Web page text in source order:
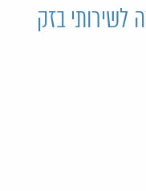
החברה לשירותי בזק